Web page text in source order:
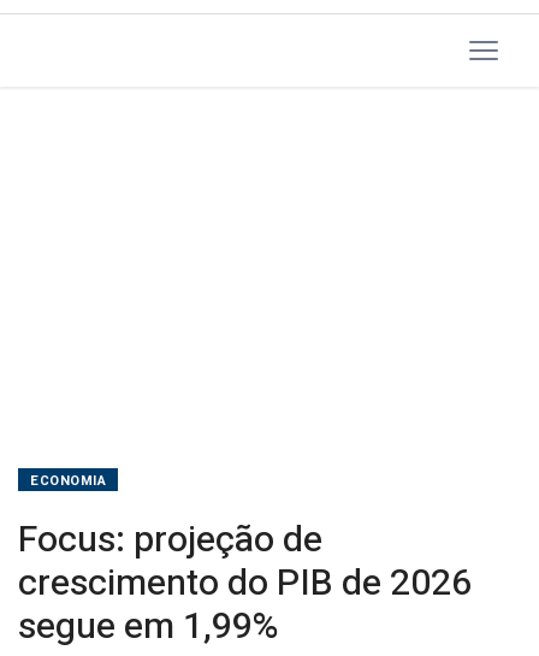
ECONOMIA
Focus: projeção de
crescimento do PIB de 2026
segue em 1,99%